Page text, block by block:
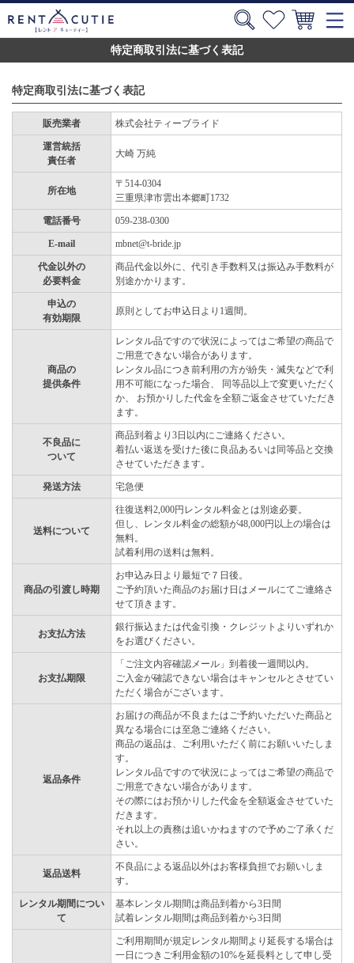
特定商取引法に基づく表記
特定商取引法に基づく表記
販売業者 株式会社ティーブライド
運営統括
責任者
大崎 万純
所在地
〒514-0304
三重県津市雲出本郷町1732
電話番号 059-238-0300
E-mail mbnet@t-bride.jp
代金以外の
必要料金
商品代金以外に、代引き手数料又は振込み手数料が
別途かかります。
申込の
有効期限
原則としてお申込日より1週間。
商品の
提供条件
レンタル品ですので状況によってはご希望の商品で
ご用意できない場合があります。
レンタル品につき前利用の方が紛失・滅失などで利
用不可能になった場合、 同等品以上で変更いただく
か、 お預かりした代金を全額ご返金させていただき
ます。
不良品に
ついて
商品到着より3日以内にご連絡ください。
着払い返送を受けた後に良品あるいは同等品と交換
させていただきます。
発送方法 宅急便
送料について
往復送料2,000円レンタル料金とは別途必要。
但し、レンタル料金の総額が48,000円以上の場合は
無料。
試着利用の送料は無料。
商品の引渡し時期
お申込み日より最短で７日後。
ご予約頂いた商品のお届け日はメールにてご連絡さ
せて頂きます。
お支払方法
銀行振込または代金引換・クレジットよりいずれか
をお選びください。
お支払期限
「ご注文内容確認メール」到着後一週間以内。
ご入金が確認できない場合はキャンセルとさせてい
ただく場合がございます。
返品条件
お届けの商品が不良またはご予約いただいた商品と
異なる場合には至急ご連絡ください。
商品の返品は、ご利用いただく前にお願いいたしま
す。
レンタル品ですので状況によってはご希望の商品で
ご用意できない場合があります。
その際にはお預かりした代金を全額返金させていた
だきます。
それ以上の責務は追いかねますので予めご了承くだ
さい。
返品送料
不良品による返品以外はお客様負担でお願いしま
す。
レンタル期間につい
て
基本レンタル期間は商品到着から3日間
試着レンタル期間は商品到着から3日間
ご利用期間が規定レンタル期間より延長する場合は
一日につきご利用金額の10%を延長料として申し受